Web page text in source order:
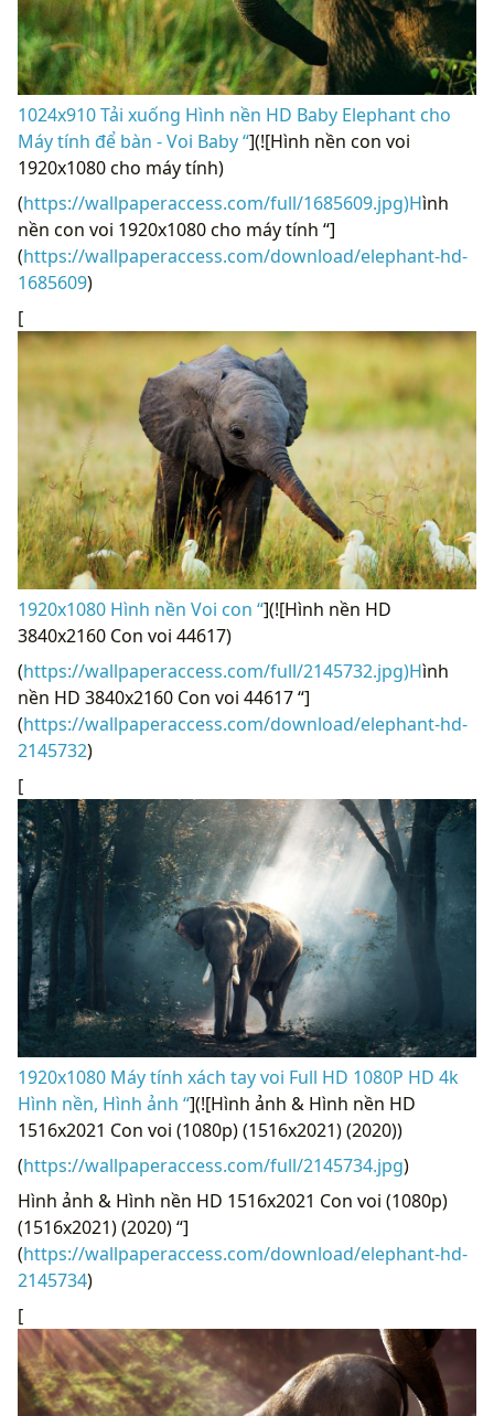
1024x910 Tải xuống Hình nền HD Baby Elephant cho
Máy tính để bàn - Voi Baby “](![Hình nền con voi
1920x1080 cho máy tính)
(https://wallpaperaccess.com/full/1685609.jpg)Hình
nền con voi 1920x1080 cho máy tính “]
(https://wallpaperaccess.com/download/elephant-hd-
1685609)
[
1920x1080 Hình nền Voi con “](![Hình nền HD
3840x2160 Con voi 44617)
(https://wallpaperaccess.com/full/2145732.jpg)Hình
nền HD 3840x2160 Con voi 44617 “]
(https://wallpaperaccess.com/download/elephant-hd-
2145732)
[
1920x1080 Máy tính xách tay voi Full HD 1080P HD 4k
Hình nền, Hình ảnh “](![Hình ảnh & Hình nền HD
1516x2021 Con voi (1080p) (1516x2021) (2020))
(https://wallpaperaccess.com/full/2145734.jpg)
Hình ảnh & Hình nền HD 1516x2021 Con voi (1080p)
(1516x2021) (2020) “]
(https://wallpaperaccess.com/download/elephant-hd-
2145734)
[